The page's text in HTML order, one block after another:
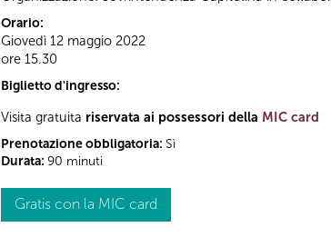
Orario:
Giovedì 12 maggio 2022
ore 15.30
Biglietto d'ingresso:
Visita gratuita riservata ai possessori della MIC card
Prenotazione obbligatoria: Sì
Durata: 90 minuti
Gratis con la MIC card